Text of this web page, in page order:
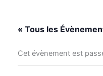
« Tous les
Cet évènement est